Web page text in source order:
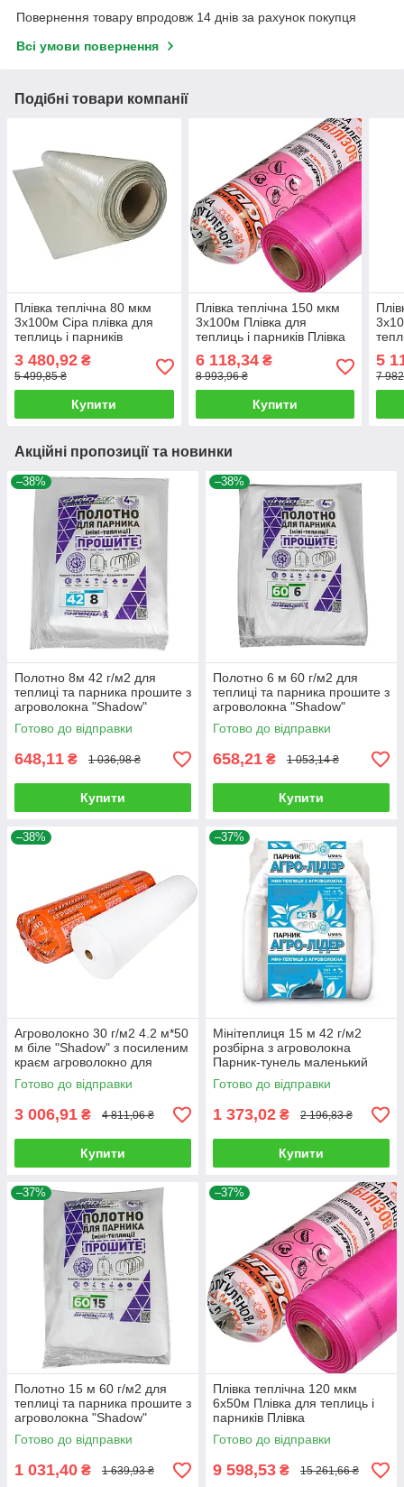
Повернення товару впродовж 14 днів за рахунок покупця
Всі умови повернення
Подібні товари компанії
Плівка теплічна 80 мкм
3х100м Сіра плівка для
теплиць і парників
"Shadow"
3 480,92 ₴
5 499,85 ₴
Купити
Плівка теплічна 150 мкм
3х100м Плівка для
теплиць і парників Плівка
Плівка Shadow
6 118,34₴
8 993,96 ₴
Купити
5
7
Акційні пропозиції та новинки
–38%
Полотно 8м 42 г/м2 для
теплиці та парника прошите з
агроволокна "Shadow"
Готово до відправки
648,11 ₴ 1 036,98 ₴
Купити
–38%
Полотно 6 м 60 г/м2 для
теплиці та парника прошите з
агроволокна "Shadow"
Готово до відправки
658,21 ₴ 1 053,14 ₴
Купити
–38%
Агроволокно 30 г/м2 4.2 м*50
м біле "Shadow" з посиленим
краєм агроволокно для
парників
Готово до відправки
3 006,91 ₴ 4 811,06 ₴
Купити
–37%
Мінітеплиця 15 м 42 г/м2
розбірна з агроволокна
Парник-тунель маленький
Агро-Лідер Мініпарник
арковий
Готово до відправки
1 373,02 ₴ 2 196,83 ₴
Купити
–37%
Полотно 15 м 60 г/м2 для
теплиці та парника прошите з
агроволокна "Shadow"
Готово до відправки
1 031,40 ₴ 1 639,93 ₴
–37%
Плівка теплічна 120 мкм
6х50м Плівка для теплиць і
парників Плівка
поліетиленова рожева Плівка
Shadow
Готово до відправки
9 598,53 ₴ 15 261,66 ₴